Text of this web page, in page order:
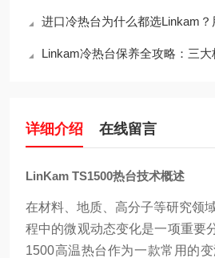
进口冷热台为什么都选Linkam
Linkam冷热台保养全攻略：三
详细介绍 在线留言
LinKam TS1500热台技术概述
在材料、地质、高分子等研究领
程中的微观动态变化是一项重要
1500高温热台作为一款常用的